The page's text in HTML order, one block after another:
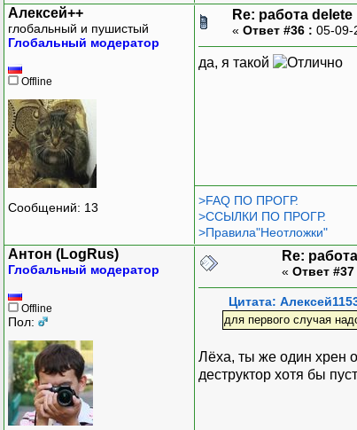
Алексей++
глобальный и пушистый
Глобальный модератор
Offline
Сообщений: 13
Re: работа delete
« Ответ #36 : 05-09-
да, я такой
>FAQ ПО ПРОГР.
>ССЫЛКИ ПО ПРОГР.
>Правила"Неотложки"
Антон (LogRus)
Глобальный модератор
Offline
Пол:
Re:
« Ответ #37
Цитата:
для первого случая
Лёха, ты же один хрен
деструктор хотя бы